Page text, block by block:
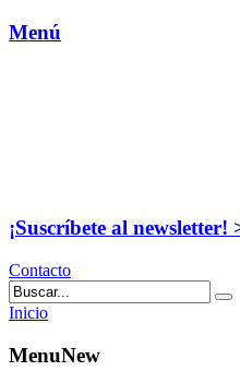
Menú
¡Suscríbete al newsletter!
Contacto
Inicio
MenuNew